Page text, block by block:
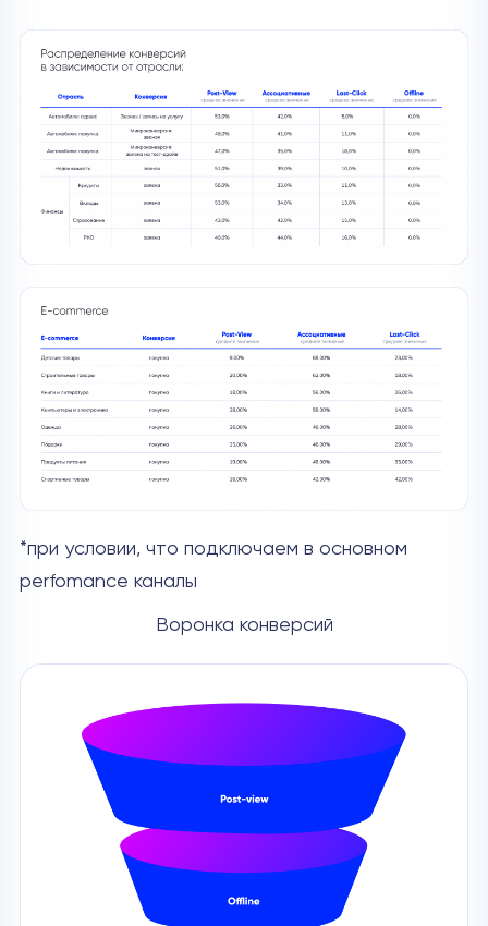
*при условии, что подключаем в основном
perfomance каналы
Воронка конверсий